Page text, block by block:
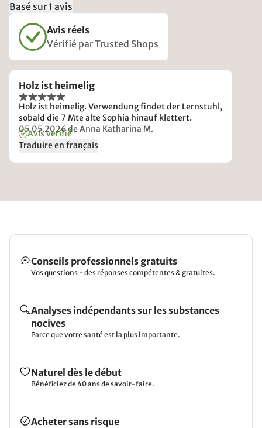
Basé sur 1 avis
Avis réels
Vérifié par Trusted Shops
Holz ist heimelig
Holz ist heimelig. Verwendung findet der Lernstuhl,
sobald die 7 Mte alte Sophia hinauf klettert.
05.05.2026de Anna Katharina M.
Avis vérifié
Traduire en français
Conseils professionnels gratuits
Vos questions - des réponses compétentes & gratuites.
Analyses indépendants sur les substances
nocives
Parce que votre santé est la plus importante.
Naturel dès le début
Bénéficiez de 40 ans de savoir-faire.
Acheter sans risque